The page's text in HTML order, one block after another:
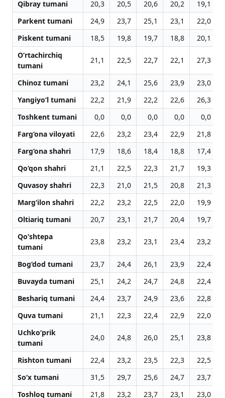
Qibray tumani 20,3 20,5 20,6 20,2 19,1
Parkent tumani
24,9 23,7 25,1 23,1 22,0
Piskent tumani
18,5 19,8 19,7 18,8 20,1
O‘rtachirchiq
tumani
21,1 22,5 22,7 22,1 27,3
Chinoz tumani 23,2 24,1 25,6 23,9 23,0
Yangiyo‘l tumani
22,2 21,9 22,2 22,6 26,3
Toshkent tumani
0,0 0,0 0,0 0,0 0,0
Farg‘ona viloyati
22,6 23,2 23,4 22,9 21,8
Farg‘ona shahri
17,9 18,6 18,4 18,8 17,4
Qo‘qon shahri
21,1 22,5 22,3 21,7 19,3
Quvasoy shahri
22,3 21,0 21,5 20,8 21,3
Marg‘ilon shahri
22,2 23,2 22,5 22,0 19,9
Oltiariq tumani
20,7 23,1 21,7 20,4 19,7
Qo‘shtepa
tumani
23,8 23,2 23,1 23,4 23,2
Bog‘dod tumani 23,7 24,4 26,1 23,9 22,4
Buvayda tumani
25,1 24,2 24,7 24,8 22,4
Beshariq tumani
24,4 23,7 24,9 23,6 22,8
Quva tumani
21,1 22,3 22,4 22,9 22,0
Uchko‘prik
tumani
24,0 24,8 26,0 25,1 23,8
Rishton tumani 22,4 23,2 23,5 22,3 22,5
So‘x tumani
31,5 29,7 25,6 24,7 23,7
Toshloq tumani
21,8 23,2 23,7 23,1 23,0